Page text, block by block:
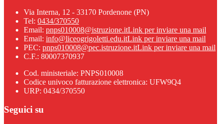
Via Interna, 12 - 33170 Pordenone (PN)
Tel: 0434/370550
Email: pnps010008@istruzione.itLink per inviare una mail
Email: info@liceogrigoletti.edu.itLink per inviare una mail
PEC: pnps010008@pec.istruzione.itLink per inviare una mail
C.F.: 80007370937
Cod. ministeriale: PNPS010008
Codice univoco fatturazione elettronica: UFW9Q4
URP: 0434/370550
Seguici su